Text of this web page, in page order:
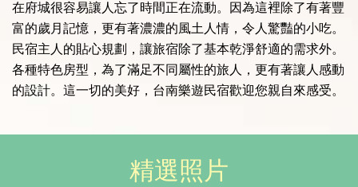
在府城很容易讓人忘了時間正在流動。因為這裡除了有著豐
富的歲月記憶，更有著濃濃的風土人情，令人驚豔的小吃。
民宿主人的貼心規劃，讓旅宿除了基本乾淨舒適的需求外。
各種特色房型，為了滿足不同屬性的旅人，更有著讓人感動
的設計。這一切的美好，台南樂遊民宿歡迎您親自來感受。
精選照片